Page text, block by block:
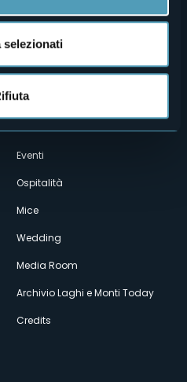
selezionati
Enogastronomia
Webcam
Eventi
Ospitalità
Mice
Wedding
Media Room
Archivio Laghi e Monti Today
Credits